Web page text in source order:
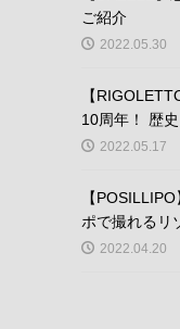
ご紹介
2022.05.30
【
10周年！ 歴
2022.05.17
【
ポで撮れるリ
2022.04.20